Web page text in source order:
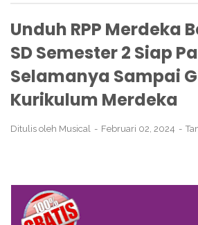
Unduh RPP Merdeka
SD Semester 2 Siap
Selamanya Sampai
Kurikulum Merdeka
Ditulis oleh Musical Februari 02, 2024